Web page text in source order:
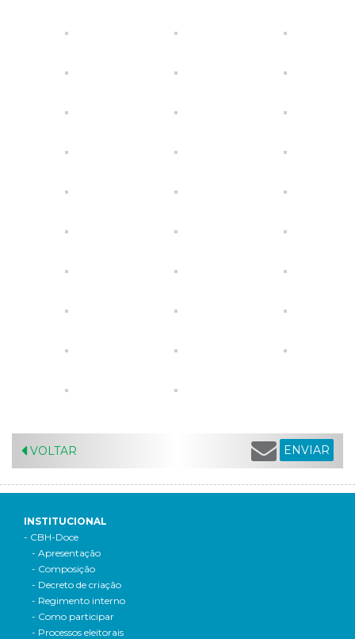
VOLTAR ENVIAR
INSTITUCIONAL
- CBH-Doce
- Apresentação
- Composição
- Decreto de criação
- Regimento interno
- Como participar
- Processos eleitorais